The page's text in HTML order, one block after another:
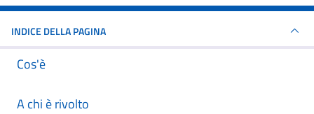
INDICE DELLA PAGINA
Cos'è
A chi è rivolto